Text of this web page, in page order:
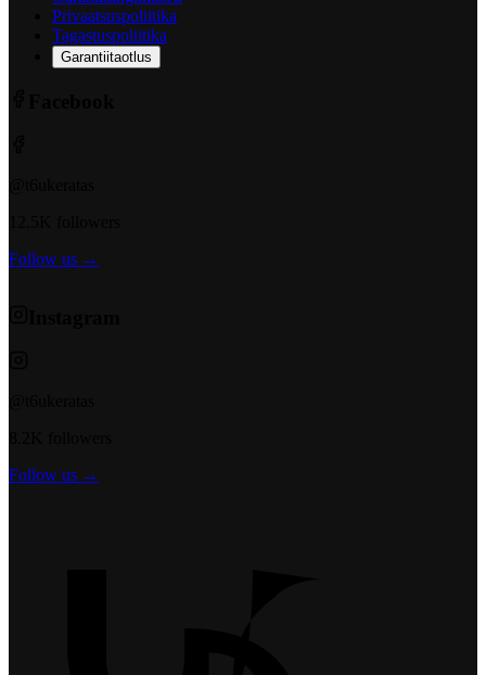
Privaatsuspoliitika
Tagastuspoliitika
Garantiitaotlus
Follow us →
Follow us →